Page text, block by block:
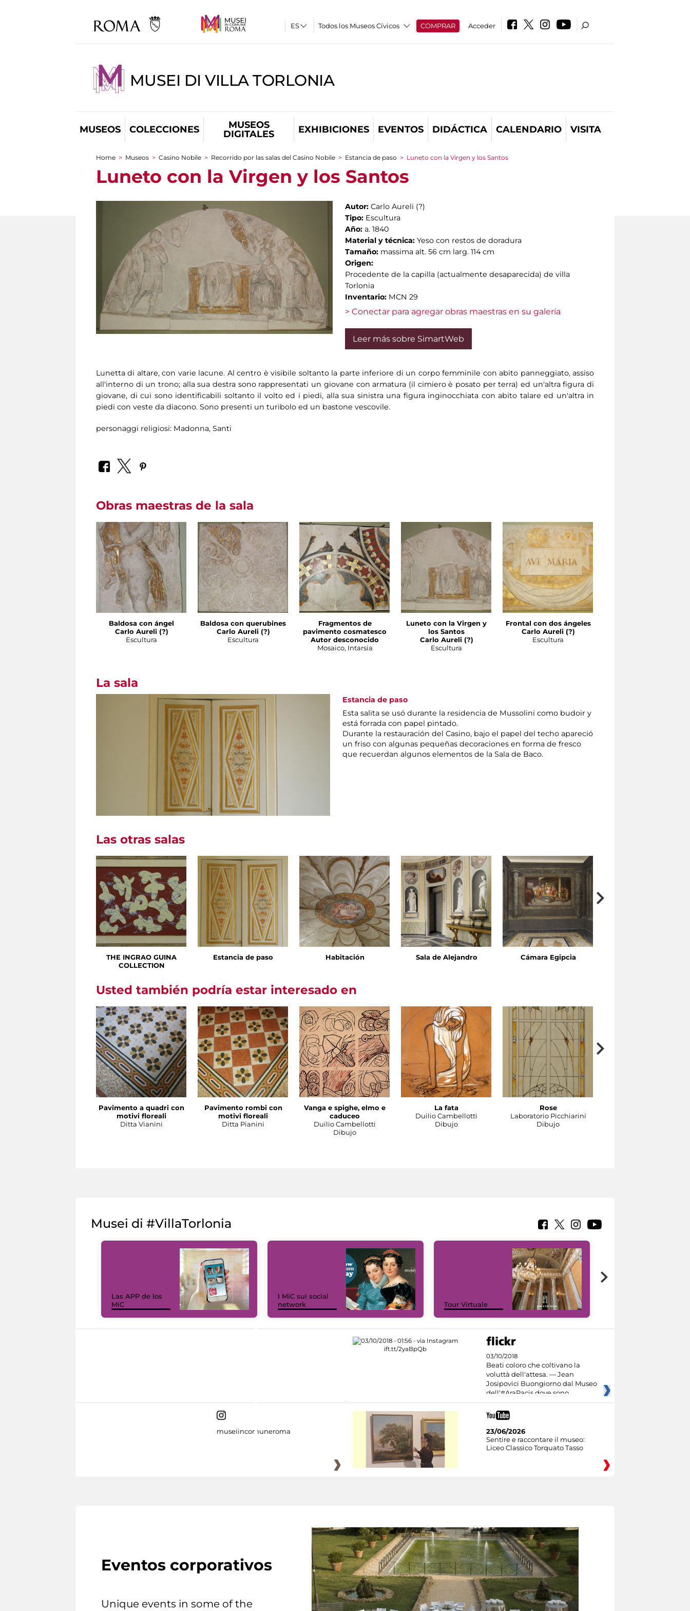
Todos los Museos Cívicos COMPRAR Acceder
MUSEI DI VILLA TORLONIA
MUSEOS COLECCIONES
MUSEOS
DIGITALES
EXHIBICIONES EVENTOS DIDÁCTICA CALENDARIO VISITA
You are here
Home > Museos > Casino Nobile > Recorrido por las salas del Casino Nobile > Estancia de paso > Luneto con la Virgen y los Santos
Luneto con la Virgen y los Santos
Autor: Carlo Aureli (?)
Tipo: Escultura
Año: a. 1840
Material y técnica: Yeso con restos de doradura
Tamaño: massima alt. 56 cm larg. 114 cm
Origen:
Procedente de la capilla (actualmente desaparecida) de villa
Torlonia
Inventario: MCN 29
> Conectar para agregar obras maestras en su galería
Leer más sobre SimartWeb
Lunetta di altare, con varie lacune. Al centro è visibile soltanto la parte inferiore di un corpo femminile con abito panneggiato, assiso
all'interno di un trono; alla sua destra sono rappresentati un giovane con armatura (il cimiero è posato per terra) ed un'altra figura di
giovane, di cui sono identificabili soltanto il volto ed i piedi, alla sua sinistra una figura inginocchiata con abito talare ed un'altra in
piedi con veste da diacono. Sono presenti un turibolo ed un bastone vescovile.
personaggi religiosi: Madonna, Santi
Obras maestras de la sala
Baldosa con ángel
Carlo Aureli (?)
Escultura
Baldosa con querubines
Carlo Aureli (?)
Escultura
Fragmentos de
pavimento cosmatesco
Autor desconocido
Mosaico, Intarsia
Luneto con la Virgen y
los Santos
Carlo Aureli (?)
Escultura
Frontal con dos ángeles
Carlo Aureli (?)
Escultura
La sala
Estancia de paso
Esta salita se usó durante la residencia de Mussolini como budoir y
está forrada con papel pintado.
Durante la restauración del Casino, bajo el papel del techo apareció
un friso con algunas pequeñas decoraciones en forma de fresco
que recuerdan algunos elementos de la Sala de Baco.
Las otras salas
THE INGRAO GUINA
COLLECTION
Estancia de paso Habitación Sala de Alejandro Cámara Egipcia
Usted también podría estar interesado en
Pavimento a quadri con
motivi floreali
Ditta Vianini
Pavimento rombi con
motivi floreali
Ditta Pianini
Vanga e spighe, elmo e
caduceo
Duilio Cambellotti
Dibujo
La fata
Duilio Cambellotti
Dibujo
Rose
Laboratorio Picchiarini
Dibujo
Musei di #VillaTorlonia
Las APP de los
MiC
I MiC sui social
network
Tour Virtuale
03/10/2018
Beati coloro che coltivano la
voluttà dell'attesa. — Jean
Josipovici Buongiorno dal Museo
dell'#AraPacis dove sono
museiincomuneroma
23/06/2026
Sentire e raccontare il museo:
Liceo Classico Torquato Tasso
Eventos corporativos
Unique events in some of the